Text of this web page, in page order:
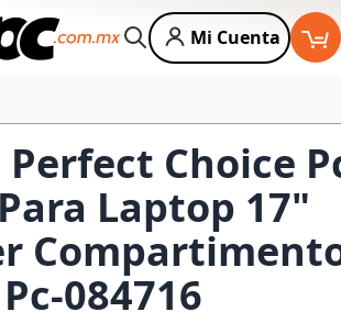
Buscar
Mi Cuenta
Choice
Laptop 17"
084716